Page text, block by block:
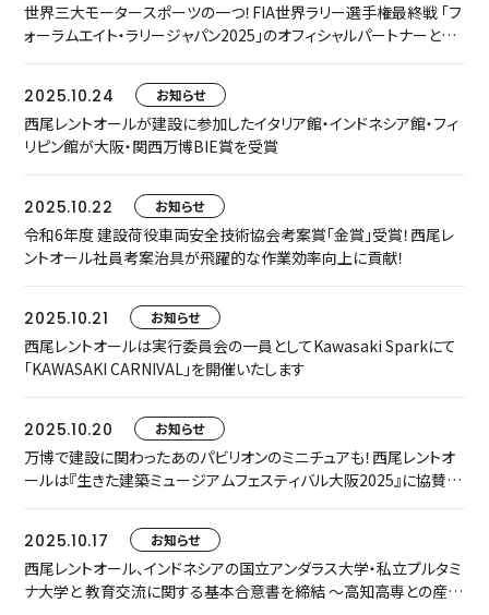
世界三大モータースポーツの一つ！FIA世界ラリー選手権最終戦 「フ
ォーラムエイト・ラリージャパン2025」のオフィシャルパートナーとし
2025.10.24
お知らせ
西尾レントオールが建設に参加したイタリア館・インドネシア館・フィ
リピン館が大阪・関西万博BIE賞を受賞
2025.10.22 お知らせ
令和6年度 建設荷役車両安全技術協会考案賞「金賞」受賞！西尾レ
ントオール社員考案治具が飛躍的な作業効率向上に貢献！
2025.10.21 お知らせ
西尾レントオールは実行委員会の一員としてKawasaki Sparkにて
「KAWASAKI CARNIVAL」を開催いたします
2025.10.20 お知らせ
万博で建設に関わったあのパビリオンのミニチュアも！西尾レントオ
ールは『生きた建築ミュージアムフェスティバル大阪2025』に協賛・
2025.10.17
お知らせ
西尾レントオール、インドネシアの国立アンダラス大学・私立プルタミ
ナ大学と 教育交流に関する基本合意書を締結 〜高知高専との産学